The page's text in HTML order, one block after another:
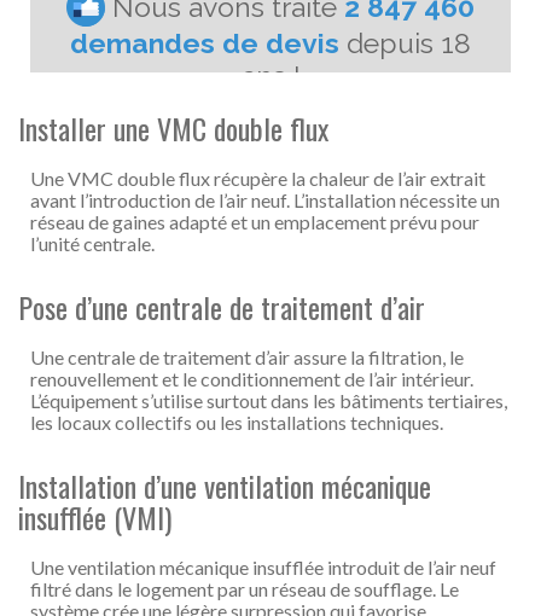
Installer une VMC double flux
Une VMC double flux récupère la chaleur de l’air extrait
avant l’introduction de l’air neuf. L’installation nécessite un
réseau de gaines adapté et un emplacement prévu pour
l’unité centrale.
Pose d’une centrale de traitement d’air
Une centrale de traitement d’air assure la filtration, le
renouvellement et le conditionnement de l’air intérieur.
L’équipement s’utilise surtout dans les bâtiments tertiaires,
les locaux collectifs ou les installations techniques.
Installation d’une ventilation mécanique
insufflée (VMI)
Une ventilation mécanique insufflée introduit de l’air neuf
filtré dans le logement par un réseau de soufflage. Le
système crée une légère surpression qui favorise